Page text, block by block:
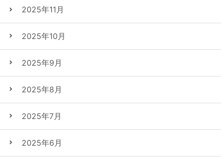
2025年11月
2025年10月
2025年9月
2025年8月
2025年7月
2025年6月